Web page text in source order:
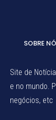
SOBRE
Site de
e no mundo.
negócios, etc